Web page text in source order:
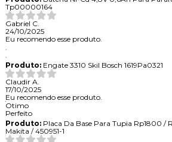
Tp00000164
Gabriel C.
24/10/2025
Eu recomendo esse produto.
Produto:Engate 3310 Skil Bosch 1619Pa0321
Claudir A.
17/10/2025
Eu recomendo esse produto.
Otimo
Perfeito
Produto:Placa Da Base Para Tupia Rp1800 /
Makita / 450951-1